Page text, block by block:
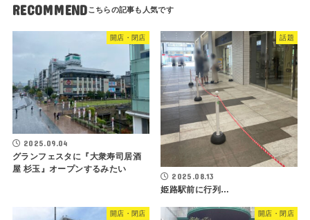
RECOMMEND
開店・閉店
2025.09.04
グランフェスタに『大衆寿司居酒
屋 杉玉』オープンするみたい
話題
2025.08.13
姫路駅前に行列…
開店・閉店 開店・閉店